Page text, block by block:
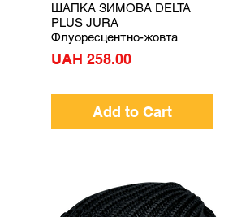
Quick View
ШАПКА ЗИМОВА DELTA
PLUS JURA
Флуоресцентно-жовта
Price
UAH 258.00
Add to Cart